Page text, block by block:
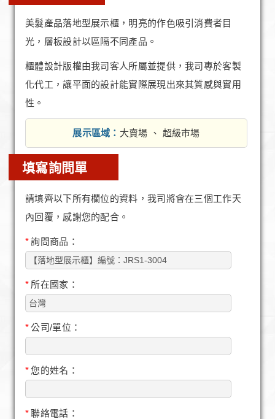
美髮產品落地型展示櫃，明亮的作色吸引消費者目
光，層板設計以區隔不同產品。
櫃體設計版權由我司客人所屬並提供，我司專於客製
化代工，讓平面的設計能實際展現出來其質感與實用
性。
展示區域： 大賣場 、 超級市場
填寫詢問單
請填齊以下所有欄位的資料，我司將會在三個工作天
內回覆，感謝您的配合。
*詢問商品：
* 所在國家：
*公司/單位：
*您的姓名：
*聯絡電話：